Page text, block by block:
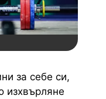
за себе си,
изхвърляне